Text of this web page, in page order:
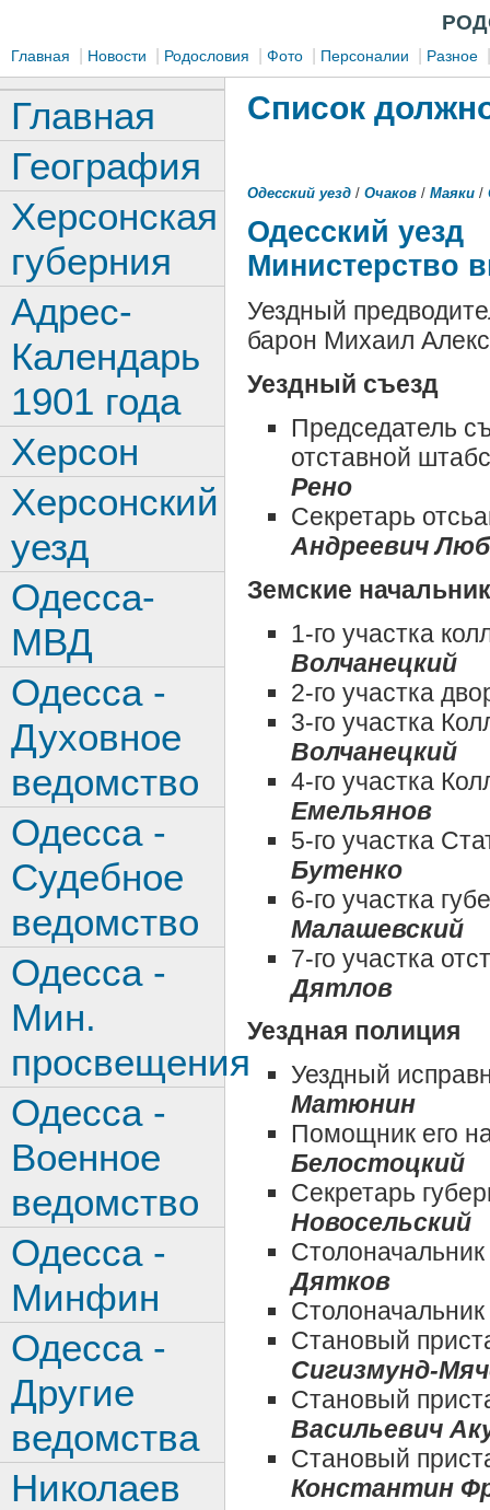
Главная Новости Родословия Фото Персоналии Разное
Список
Одесский уезд/ Очаков/ Маяки/
Одесский уезд
Министерство
Уездный
барон Михаил
Уездный съезд
Председатель
отставной
Рено
Секретарь
Андреевич
Земские
1-го участка
Волчанецкий
2-го участка
3-го участка
Волчанецкий
4-го участка
Емельянов
5-го участка
Бутенко
6-го участка
Малашевский
7-го участка
Дятлов
Уездная полиция
Уездный
Матюнин
Помощник его
Белостоцкий
Секретарь
Новосельский
Дятков
Становый
Сигизмунд-
Становый
Васильевич
Становый
Константин
Главная
География
Херсонская
губерния
Адрес-
Календарь
1901 года
Херсон
Херсонский
уезд
Одесса-
МВД
Одесса -
Духовное
ведомство
Одесса -
Судебное
ведомство
Одесса -
Мин.
просвещения
Одесса -
Военное
ведомство
Одесса -
Минфин
Одесса -
Другие
ведомства
Николаев